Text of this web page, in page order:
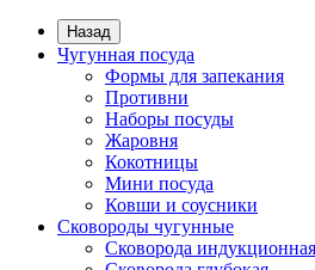
Назад
Чугунная посуда
Формы для запекания
Противни
Наборы посуды
Жаровня
Кокотницы
Мини посуда
Ковши и соусники
Сковороды чугунные
Сковорода индукционная